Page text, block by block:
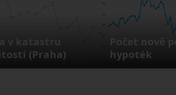
v katastru
(Praha)
Počet nově
hypoték